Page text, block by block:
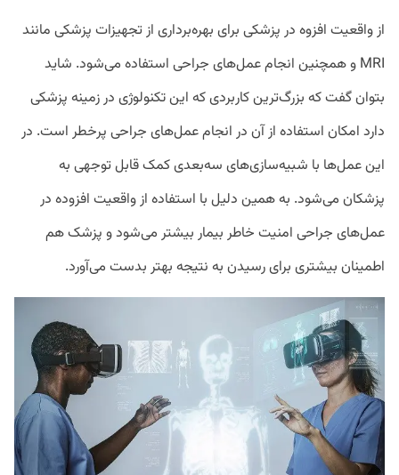
از واقعیت افزوه در پزشکی برای بهره‌برداری از تجهیزات پزشکی مانند
MRI و همچنین انجام عمل‌های جراحی استفاده می‌شود. شاید
بتوان گفت که بزرگ‌ترین کاربردی که این تکنولوژی در زمینه پزشکی
دارد امکان استفاده از آن در انجام عمل‌های جراحی پرخطر است. در
این عمل‌ها با شبیه‌سازی‌های سه‌بعدی کمک قابل توجهی به
پزشکان می‌شود. به همین دلیل با استفاده از واقعیت افزوده در
عمل‌های جراحی امنیت خاطر بیمار بیشتر می‌شود و پزشک هم
اطمینان بیشتری برای رسیدن به نتیجه بهتر بدست‌ می‌آورد.